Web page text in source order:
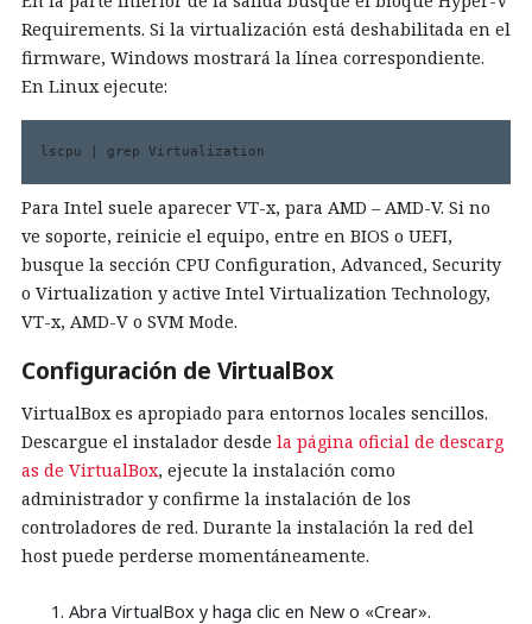
Requirements. Si la virtualización está deshabilitada en el
firmware, Windows mostrará la línea correspondiente.
En Linux ejecute:
lscpu | grep Virtualization
Para Intel suele aparecer VT-x, para AMD – AMD-V. Si no
ve soporte, reinicie el equipo, entre en BIOS o UEFI,
busque la sección CPU Configuration, Advanced, Security
o Virtualization y active Intel Virtualization Technology,
VT-x, AMD-V o SVM Mode.
Configuración de VirtualBox
VirtualBox es apropiado para entornos locales sencillos.
Descargue el instalador desde la página oficial de descarg
as de VirtualBox, ejecute la instalación como
administrador y confirme la instalación de los
controladores de red. Durante la instalación la red del
host puede perderse momentáneamente.
Abra VirtualBox y haga clic en New o «Crear».